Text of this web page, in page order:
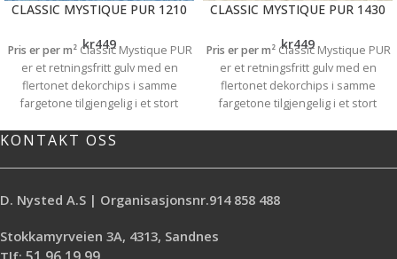
CLASSIC MYSTIQUE PUR 1210
kr449
Pris er per m²Classic Mystique PUR
er et retningsfritt gulv med en
flertonet dekorchips i samme
fargetone tilgjengelig i et stort
Mystique PUR er ftalatfritt, 100%
kontrastdesignet gjør at
kolleksjonen er et ypperlig valg til
skole og utdanning, samtidig som
CLASSIC MYSTIQUE PUR 1430
kr449
Pris er per m²Classic Mystique PUR
er et retningsfritt gulv med en
flertonet dekorchips i samme
fargetone tilgjengelig i et stort
kolleksjonen er et ypperlig valg til
skole og utdanning, samtidig som
KONTAKT OSS
D. Nysted A.S | Organisasjonsnr.914 858 488
Stokkamyrveien 3A, 4313, Sandnes